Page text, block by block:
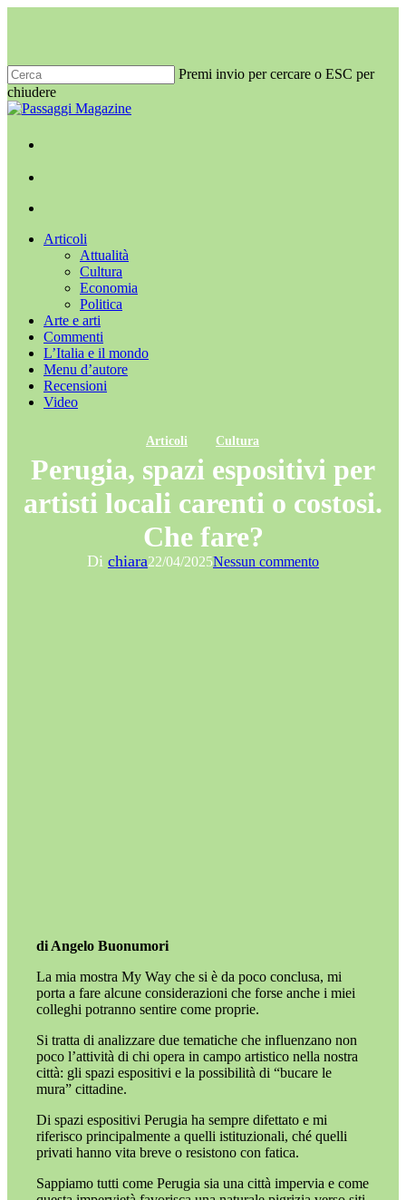
principale
Premi invio per cercare o ESC per
chiudere
Chiudi
Menu
cerca
Menu
Articoli
Attualità
Cultura
Economia
Politica
Arte e arti
Commenti
L’Italia e il mondo
Menu d’autore
Recensioni
Video
Articoli Cultura
Perugia, spazi espositivi per
artisti locali carenti o costosi.
Che fare?
Di chiara22/04/2025Nessun commento
di Angelo Buonumori
La mia mostra My Way che si è da poco conclusa, mi
porta a fare alcune considerazioni che forse anche i miei
colleghi potranno sentire come proprie.
Si tratta di analizzare due tematiche che influenzano non
poco l’attività di chi opera in campo artistico nella nostra
città: gli spazi espositivi e la possibilità di “bucare le
mura” cittadine.
Di spazi espositivi Perugia ha sempre difettato e mi
riferisco principalmente a quelli istituzionali, ché quelli
privati hanno vita breve o resistono con fatica.
Sappiamo tutti come Perugia sia una città impervia e come